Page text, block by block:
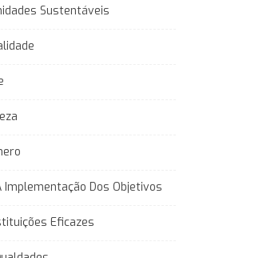
Sustentáveis
Implementação Dos Objetivos
Eficazes